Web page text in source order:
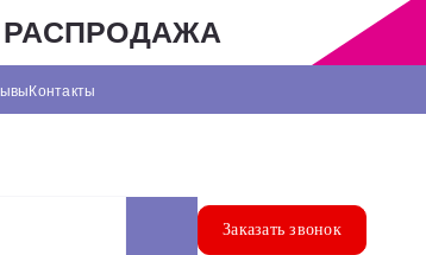
РАСПРОДАЖА
Контакты
Заказать звонок